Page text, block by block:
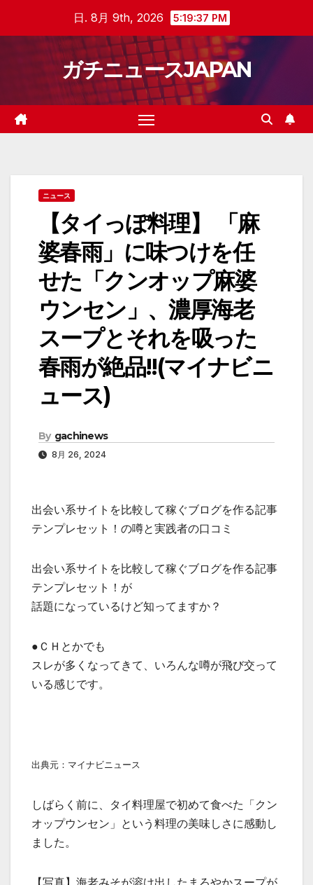
日. 8月 9th, 2026 5:19:38 PM
ガチニュースJAPAN
ニュース
【タイっぽ料理】 「麻
婆春雨」に味つけを任
せた「クンオップ麻婆
ウンセン」、濃厚海老
スープとそれを吸った
春雨が絶品!!(マイナビニ
ュース)
By gachinews
8月 26, 2024
出会い系サイトを比較して稼ぐブログを作る記事
テンプレセット！の噂と実践者の口コミ
出会い系サイトを比較して稼ぐブログを作る記事
テンプレセット！が
話題になっているけど知ってますか？
●ＣＨとかでも
スレが多くなってきて、いろんな噂が飛び交って
いる感じです。
出典元：マイナビニュース
しばらく前に、タイ料理屋で初めて食べた「クン
オップウンセン」という料理の美味しさに感動し
ました。